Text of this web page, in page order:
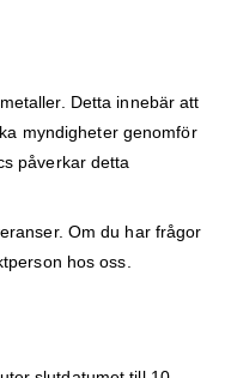
Detta innebär att
myndigheter genomför
påverkar detta
Om du har frågor
hos oss.